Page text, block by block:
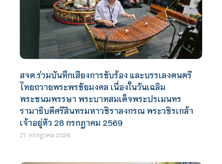
สจด.ร่วมบันทึกเสียงการขับร้อง และบรรเลงดนตรี
ไทยถวายพระพรชัยมงคล เนื่องในวันเฉลิม
พระชนมพรรษา พระบาทสมเด็จพระปรเมนทร
รามาธิบดีศรีสินทรมหาวชิราลงกรณ พระวชิรเกล้า
เจ้าอยู่หัว 28 กรกฎาคม 2569
27 กรกฎาคม 2026